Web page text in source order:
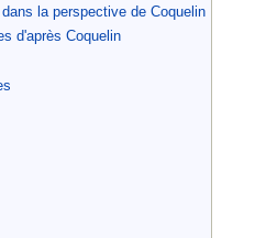
la perspective de Coquelin
d'après Coquelin